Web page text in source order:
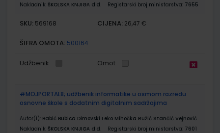
Nakladnik: ŠKOLSKA KNJIGA d.d. Registarski broj ministarstva: 7655
SKU: 569168 CIJENA: 26,47 €
ŠIFRA OMOTA: 500164
Udžbenik Omot
#MOJPORTAL8; udžbenik informatike u osmom razredu
osnovne škole s dodatnim digitalnim sadržajima
Autor(i): Babić Bubica Dimovski Leko Mihočka Ružić Stančić Vejnović
Nakladnik: ŠKOLSKA KNJIGA d.d. Registarski broj ministarstva: 7601